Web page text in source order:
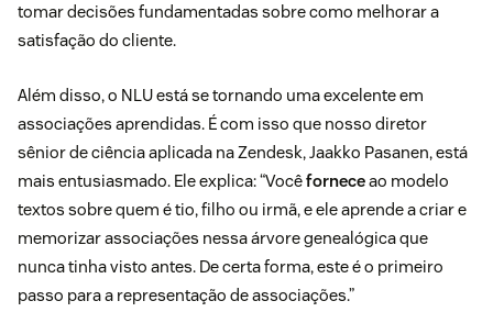
tomar decisões fundamentadas sobre como melhorar a
satisfação do cliente.
Além disso, o NLU está se tornando uma excelente em
associações aprendidas. É com isso que nosso diretor
sênior de ciência aplicada na Zendesk, Jaakko Pasanen, está
mais entusiasmado. Ele explica: “Vocêforneceao modelo
textos sobre quem é tio, filho ou irmã, e ele aprende a criar e
memorizar associações nessa árvore genealógica que
nunca tinha visto antes. De certa forma, este é o primeiro
passo para a representação de associações.”